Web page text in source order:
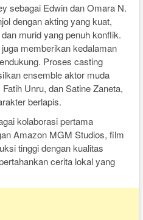
sebagai Edwin dan Omara N.
dengan akting yang kuat,
murid yang penuh konflik.
memberikan kedalaman
Proses casting
ensemble aktor muda
Unru, dan Satine Zaneta,
berlapis.
kolaborasi pertama
Amazon MGM Studios, film
tinggi dengan kualitas
cerita lokal yang